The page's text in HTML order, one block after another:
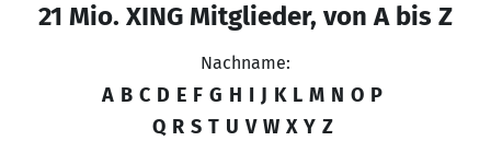
21 Mio. XING Mitglieder, von A bis Z
Nachname:
A B C D E F G H I J K L M N O P
Q R S T U V W X Y Z